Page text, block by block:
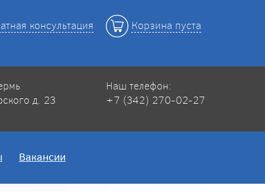
консультация Корзина пуста
д. 23
Наш телефон:
+7 (342) 270-02-27
Вакансии